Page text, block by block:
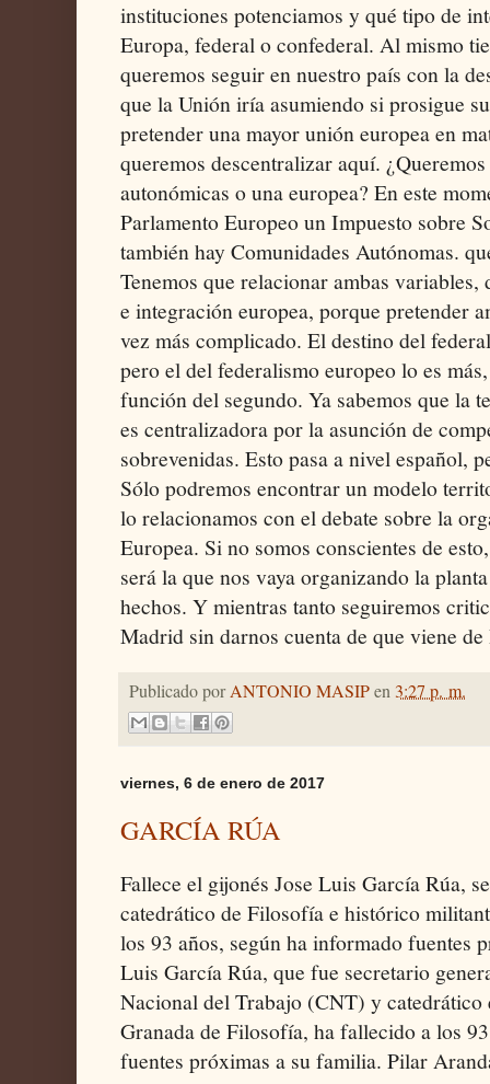
instituciones potenciamos y qué tipo de
Europa, federal o confederal. Al mismo
queremos seguir en nuestro país con la
que la Unión iría asumiendo si prosigue
pretender una mayor unión europea en
queremos descentralizar aquí.
autonómicas o una europea? En este
Parlamento Europeo un Impuesto sobre
también hay Comunidades Autónomas.
Tenemos que relacionar ambas
e integración europea, porque pretender
vez más complicado. El destino del
pero el del federalismo europeo lo es
función del segundo. Ya sabemos que la
es centralizadora por la asunción de
sobrevenidas. Esto pasa a nivel español,
Sólo podremos encontrar un modelo
lo relacionamos con el debate sobre la
Europea. Si no somos conscientes de
será la que nos vaya organizando la
hechos. Y mientras tanto seguiremos
Madrid sin darnos cuenta de que viene
Publicado porANTONIO MASIPen 3:27 p. m.
viernes, 6 de enero de 2017
GARCÍA RÚA
Fallece el gijonés Jose Luis García Rúa,
catedrático de Filosofía e histórico
los 93 años, según ha informado fuentes
Luis García Rúa, que fue secretario
Nacional del Trabajo (CNT) y
Granada de Filosofía, ha fallecido a los
fuentes próximas a su familia. Pilar